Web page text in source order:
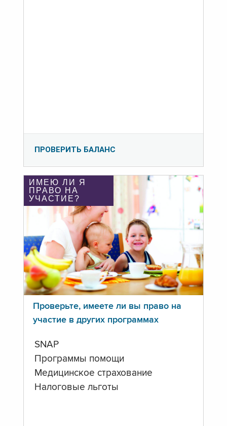
ПРОВЕРИТЬ БАЛАНС
ИМЕЮ ЛИ Я
ПРАВО НА
УЧАСТИЕ?
Проверьте, имеете ли вы право на
участие в других программах
SNAP
Программы помощи
Медицинское страхование
Налоговые льготы